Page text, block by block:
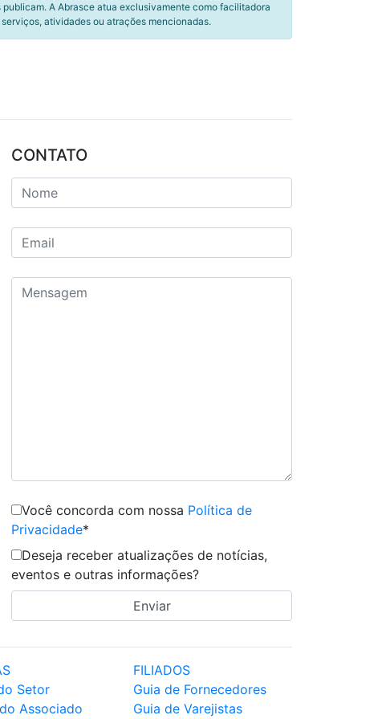
A Abrasce atua exclusivamente como facilitadora
atividades ou atrações mencionadas.
CONTATO
Você concorda com nossa Política de
Privacidade*
Deseja receber atualizações de notícias,
eventos e outras informações?
Setor
Associado
FILIADOS
Guia de Fornecedores
Guia de Varejistas